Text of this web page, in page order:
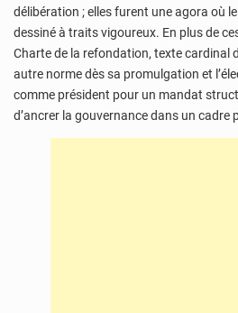
délibération ; elles furent une agora où
dessiné à traits vigoureux. En plus de
Charte de la refondation, texte cardinal
autre norme dès sa promulgation et
comme président pour un mandat
d’ancrer la gouvernance dans un cadre